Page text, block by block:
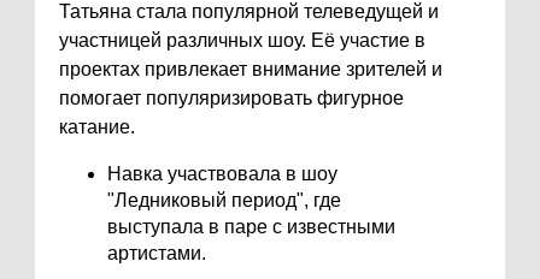
Татьяна стала популярной телеведущей и
участницей различных шоу. Её участие в
проектах привлекает внимание зрителей и
помогает популяризировать фигурное
катание.
Навка участвовала в шоу
"Ледниковый период", где
выступала в паре с известными
артистами.